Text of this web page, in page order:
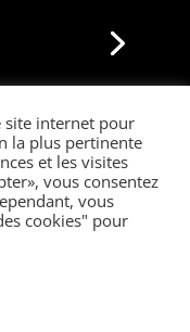
site internet pour
la plus pertinente
et les visites
vous consentez
vous
cookies" pour